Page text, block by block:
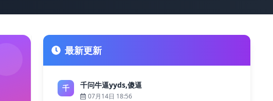
最新更新
千 千问牛逼yyds,傻逼
07月14日 18:56